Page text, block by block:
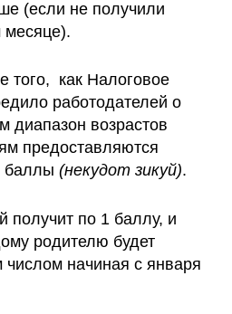
(если не получили
месяце).
того,  как Налоговое
работодателей о
диапазон возрастов
предоставляются
баллы (некудот зикуй).
получит по 1 баллу, и
родителю будет
начиная с января